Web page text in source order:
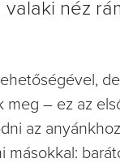
néz
– ez az
az